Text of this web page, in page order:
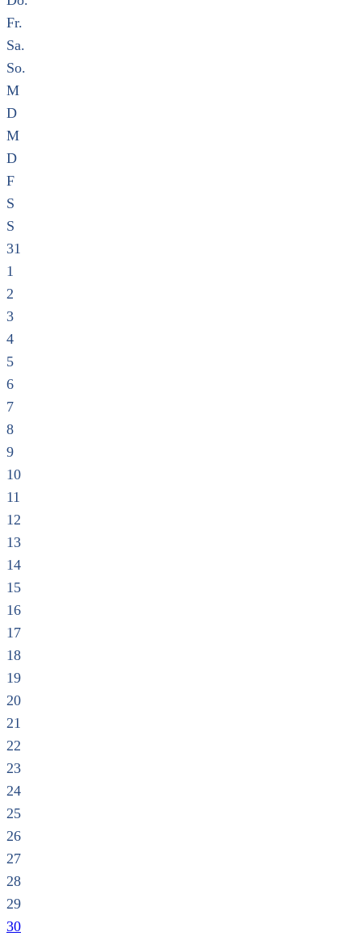
Fr.
Sa.
So.
M
D
M
D
F
S
S
31
1
2
3
4
5
6
7
8
9
10
11
12
13
14
15
16
17
18
19
20
21
22
23
24
25
26
27
28
29
30